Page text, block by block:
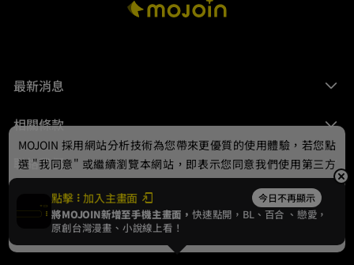
最新消息
相關條款
聯絡我們
© 2024 gamania Digital Entertainment Co., Ltd.
點擊 加入主畫面 今日不再顯示
將MOJOIN新增至手機主畫面，快速點開，BL、 百合 、戀愛，
原創台灣漫畫、小說線上看！
MOJOIN 採用網站分析技術為您帶來更優質的使用體驗，若您點
選 "我同意" 或繼續瀏覽本網站，即表示您同意我們使用第三方
Cookie，欲瞭解更多資訊請見隱私權政策。
我同意